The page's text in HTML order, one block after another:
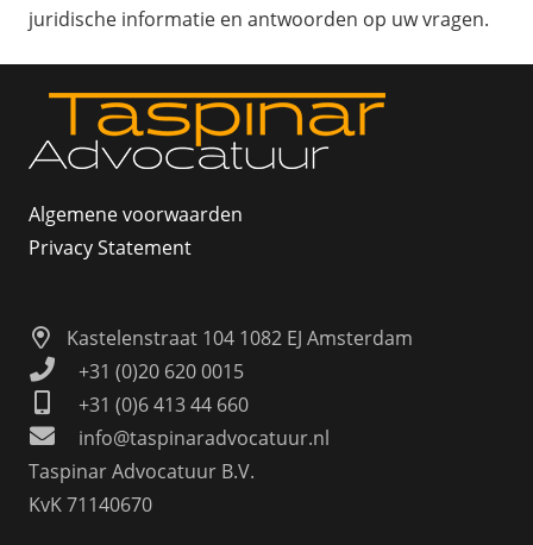
juridische informatie en antwoorden op uw vragen.
Algemene voorwaarden
Privacy Statement
Kastelenstraat 104 1082 EJ Amsterdam
+31 (0)20 620 0015
+31 (0)6 413 44 660
info@taspinaradvocatuur.nl
Taspinar Advocatuur B.V.
KvK 71140670